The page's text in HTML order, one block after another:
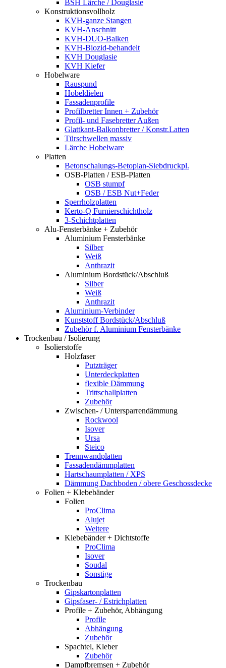
BSH Lärche / Douglasie
Konstruktionsvollholz
KVH-ganze Stangen
KVH-Anschnitt
KVH-DUO-Balken
KVH-Biozid-behandelt
KVH Douglasie
KVH Kiefer
Hobelware
Rauspund
Hobeldielen
Fassadenprofile
Profilbretter Innen + Zubehör
Profil- und Fasebretter Außen
Glattkant-Balkonbretter / Konstr.Latten
Türschwellen massiv
Lärche Hobelware
Platten
Betonschalungs-Betoplan-Siebdruckpl.
OSB-Platten / ESB-Platten
OSB stumpf
OSB / ESB Nut+Feder
Sperrholzplatten
Kerto-Q Furnierschichtholz
3-Schichtplatten
Alu-Fensterbänke + Zubehör
Aluminium Fensterbänke
Silber
Weiß
Anthrazit
Aluminium Bordstück/Abschluß
Silber
Weiß
Anthrazit
Aluminium-Verbinder
Kunststoff Bordstück/Abschluß
Zubehör f. Aluminium Fensterbänke
Trockenbau / Isolierung
Isolierstoffe
Holzfaser
Putzträger
Unterdeckplatten
flexible Dämmung
Trittschallplatten
Zubehör
Zwischen- / Untersparrendämmung
Rockwool
Isover
Ursa
Steico
Trennwandplatten
Fassadendämmplatten
Hartschaumplatten / XPS
Dämmung Dachboden / obere Geschossdecke
Folien + Klebebänder
Folien
ProClima
Alujet
Weitere
Klebebänder + Dichtstoffe
ProClima
Isover
Soudal
Sonstige
Trockenbau
Gipskartonplatten
Gipsfaser- / Estrichplatten
Profile + Zubehör, Abhängung
Profile
Abhängung
Zubehör
Spachtel, Kleber
Zubehör
Dampfbremsen + Zubehör